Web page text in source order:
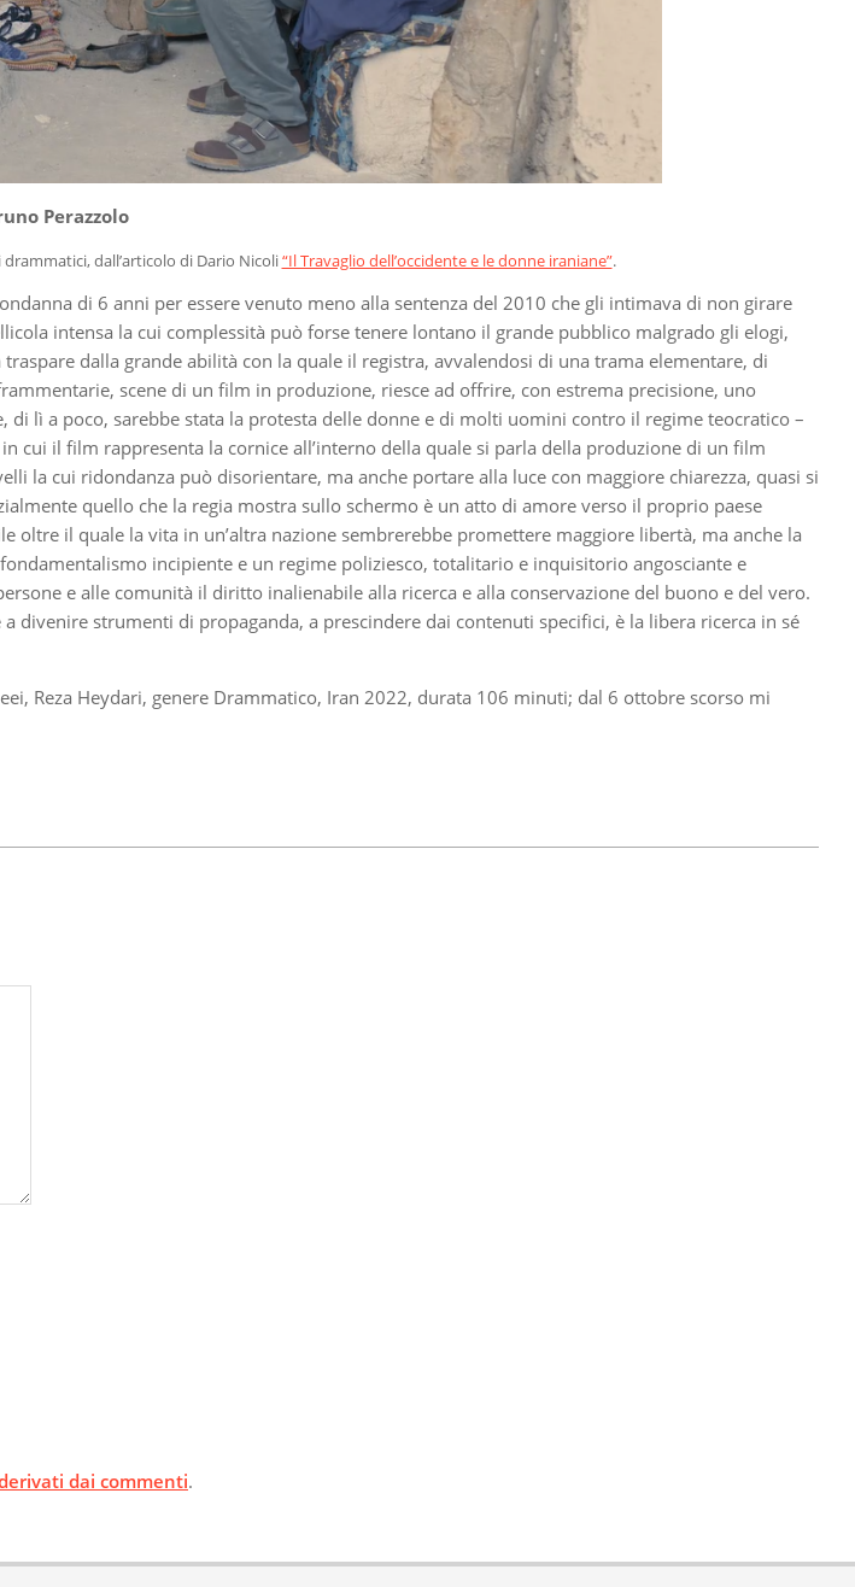
Perazzolo
dall’articolo di Dario Nicoli“Il Travaglio dell’occidente e le donne iraniane”.
di 6 anni per essere venuto meno alla sentenza del 2010 che gli intimava di non girare
intensa la cui complessità può forse tenere lontano il grande pubblico malgrado gli elogi,
dalla grande abilità con la quale il registra, avvalendosi di una trama elementare, di
scene di un film in produzione, riesce ad offrire, con estrema precisione, uno
lì a poco, sarebbe stata la protesta delle donne e di molti uomini contro il regime teocratico –
cui il film rappresenta la cornice all’interno della quale si parla della produzione di un film
la cui ridondanza può disorientare, ma anche portare alla luce con maggiore chiarezza, quasi si
quello che la regia mostra sullo schermo è un atto di amore verso il proprio paese
oltre il quale la vita in un’altra nazione sembrerebbe promettere maggiore libertà, ma anche la
incipiente e un regime poliziesco, totalitario e inquisitorio angosciante e
e alle comunità il diritto inalienabile alla ricerca e alla conservazione del buono e del vero.
divenire strumenti di propaganda, a prescindere dai contenuti specifici, è la libera ricerca in sé
Reza Heydari, genere Drammatico, Iran 2022, durata 106 minuti; dal 6 ottobre scorso mi
dai commenti.